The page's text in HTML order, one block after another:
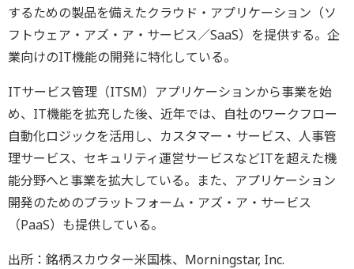
するための製品を備えたクラウド・アプリケーション（ソ
フトウェア・アズ・ア・サービス／SaaS）を提供する。企
業向けのIT機能の開発に特化している。
ITサービス管理（ITSM）アプリケーションから事業を始
め、IT機能を拡充した後、近年では、自社のワークフロー
自動化ロジックを活用し、カスタマー・サービス、人事管
理サービス、セキュリティ運営サービスなどITを超えた機
能分野へと事業を拡大している。また、アプリケーション
開発のためのプラットフォーム・アズ・ア・サービス
（PaaS）も提供している。
出所：銘柄スカウター米国株、Morningstar, Inc.